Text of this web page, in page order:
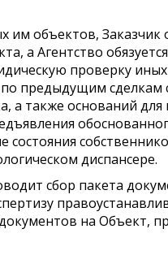
им объектов, Заказчик
а Агентство
проверку
по предыдущим
а также оснований
диспансере.
сбор пакета
на Объект,